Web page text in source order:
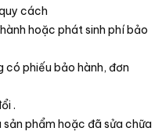
cách
hoặc phát sinh phí bảo
có phiếu bảo hành, đơn
.
phẩm hoặc đã sửa chữa